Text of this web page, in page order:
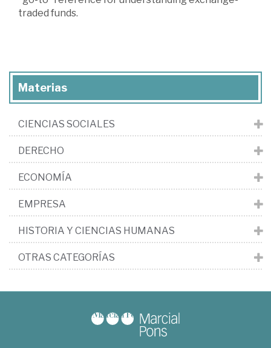
traded funds.
Materias
CIENCIAS SOCIALES
DERECHO
ECONOMÍA
EMPRESA
HISTORIA Y CIENCIAS HUMANAS
OTRAS CATEGORÍAS